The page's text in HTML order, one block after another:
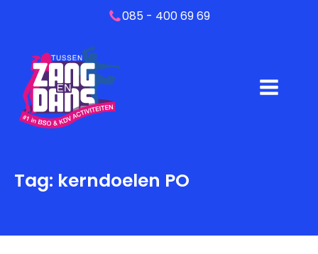
085 - 400 69 69
Tag: kerndoelen PO